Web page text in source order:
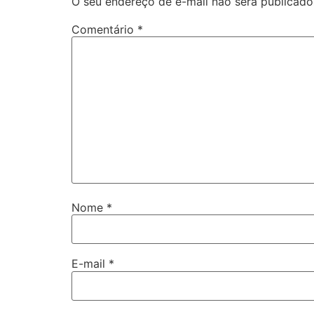
Comentário *
Nome *
E-mail *